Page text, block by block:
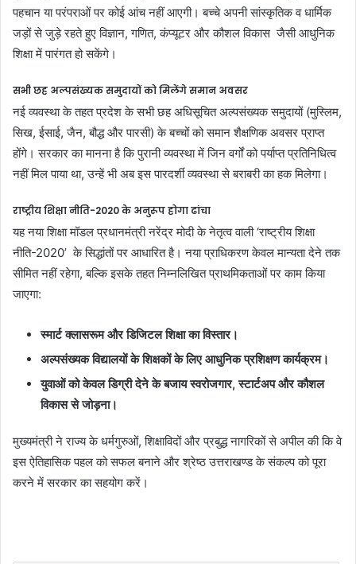
पहचान या परंपराओं पर कोई आंच नहीं आएगी। बच्चे अपनी सांस्कृतिक व धार्मिक
जड़ों से जुड़े रहते हुए विज्ञान, गणित, कंप्यूटर और कौशल विकास जैसी आधुनिक
शिक्षा में पारंगत हो सकेंगे।
सभी छह अल्पसंख्यक समुदायों को मिलेंगे समान अवसर
​नई व्यवस्था के तहत प्रदेश के सभी छह अधिसूचित अल्पसंख्यक समुदायों (मुस्लिम,
सिख, ईसाई, जैन, बौद्ध और पारसी) के बच्चों को समान शैक्षणिक अवसर प्राप्त
होंगे। सरकार का मानना है कि पुरानी व्यवस्था में जिन वर्गों को पर्याप्त प्रतिनिधित्व
नहीं मिल पाया था, उन्हें भी अब इस पारदर्शी व्यवस्था से बराबरी का हक मिलेगा।
राष्ट्रीय शिक्षा नीति-2020 के अनुरूप होगा ढांचा
​यह नया शिक्षा मॉडल प्रधानमंत्री नरेंद्र मोदी के नेतृत्व वाली ‘राष्ट्रीय शिक्षा
नीति-2020’ के सिद्धांतों पर आधारित है। नया प्राधिकरण केवल मान्यता देने तक
सीमित नहीं रहेगा, बल्कि इसके तहत निम्नलिखित प्राथमिकताओं पर काम किया
जाएगा:
स्मार्ट क्लासरूम और डिजिटल शिक्षा का विस्तार।
अल्पसंख्यक विद्यालयों के शिक्षकों के लिए आधुनिक प्रशिक्षण कार्यक्रम।
युवाओं को केवल डिग्री देने के बजाय स्वरोजगार, स्टार्टअप और कौशल
विकास से जोड़ना।
​मुख्यमंत्री ने राज्य के धर्मगुरुओं, शिक्षाविदों और प्रबुद्ध नागरिकों से अपील की कि वे
इस ऐतिहासिक पहल को सफल बनाने और श्रेष्ठ उत्तराखण्ड के संकल्प को पूरा
करने में सरकार का सहयोग करें।